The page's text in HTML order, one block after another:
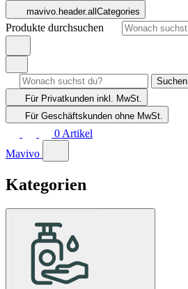
mavivo.header.allCategories
Produkte durchsuchen
Suchen
Für Privatkunden inkl. MwSt.
Für Geschäftskunden ohne MwSt.
0 Artikel
Mavivo
Kategorien